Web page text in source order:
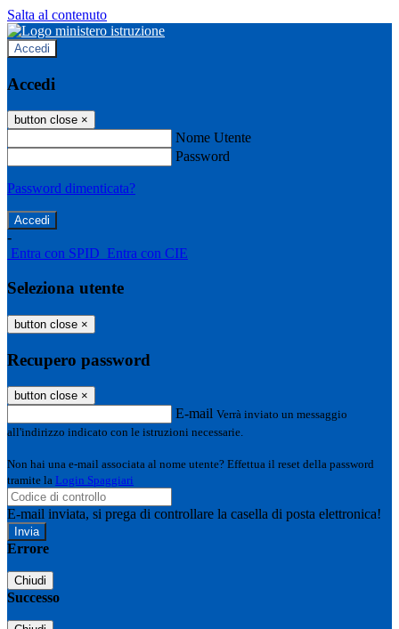
Salta al contenuto
Accedi
Accedi
button close ×
Nome Utente
Password
Password dimenticata?
-
Entra con SPID Entra con CIE
Seleziona utente
button close ×
Recupero password
button close ×
E-mail Verrà inviato un messaggio
all'indirizzo indicato con le istruzioni necessarie.
Non hai una e-mail associata al nome utente? Effettua il reset della password
tramite la Login Spaggiari
E-mail inviata, si prega di controllare la casella di posta elettronica!
Errore
Chiudi
Successo